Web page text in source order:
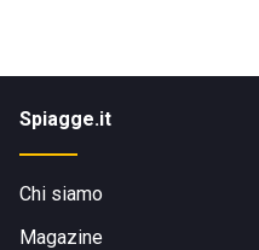
Spiagge.it
Chi siamo
Magazine